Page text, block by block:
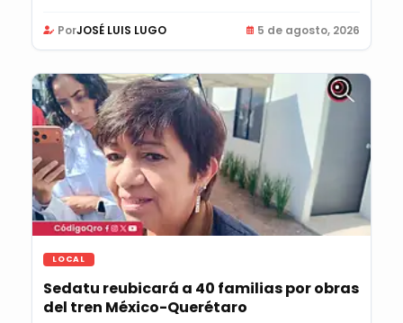
PorJOSÉ LUIS LUGO 5 de agosto, 2026
LOCAL
Sedatu reubicará a 40 familias por obras
del tren México-Querétaro